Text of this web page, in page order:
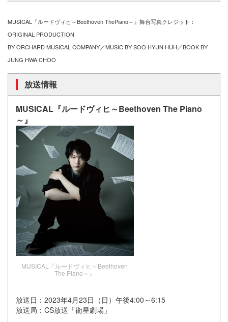
MUSICAL『ルードヴィヒ～Beethoven ThePiano～』舞台写真クレジット：
ORIGINAL PRODUCTION
BY ORCHARD MUSICAL COMPANY／MUSIC BY SOO HYUN HUH／BOOK BY
JUNG HWA CHOO
放送情報
MUSICAL『ルードヴィヒ～Beethoven The Piano
～』
MUSICAL『ルードヴィヒ～Beethoven
The Piano～』
放送日：2023年4月23日（日）午後4:00～6:15
放送局：CS放送「衛星劇場」